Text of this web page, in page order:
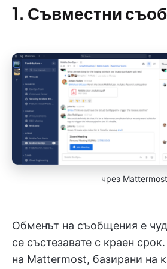
1. Съвместни
чрез Mattermost
Обменът на съобщения е
се състезавате с краен
на Mattermost, базирани на